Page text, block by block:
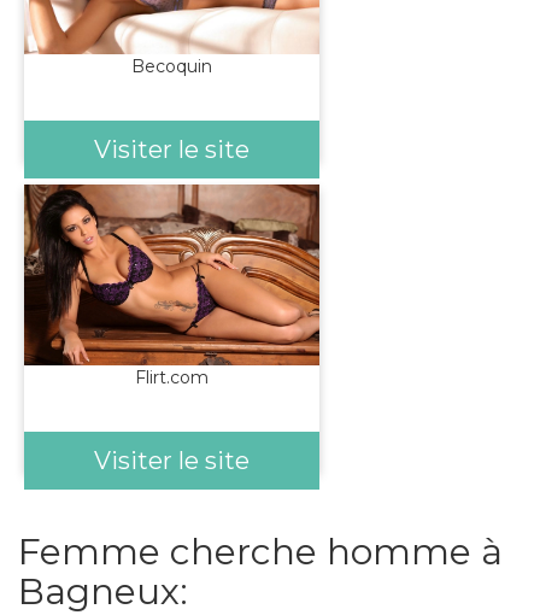
Becoquin
Visiter le site
Flirt.com
Visiter le site
Femme cherche homme à
Bagneux: